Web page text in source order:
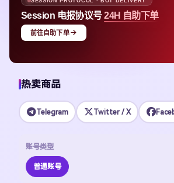
Session 电报协议号24H 自助下单
前往自助下单
热卖商品
Telegram Twitter / X
账号类型
普通账号